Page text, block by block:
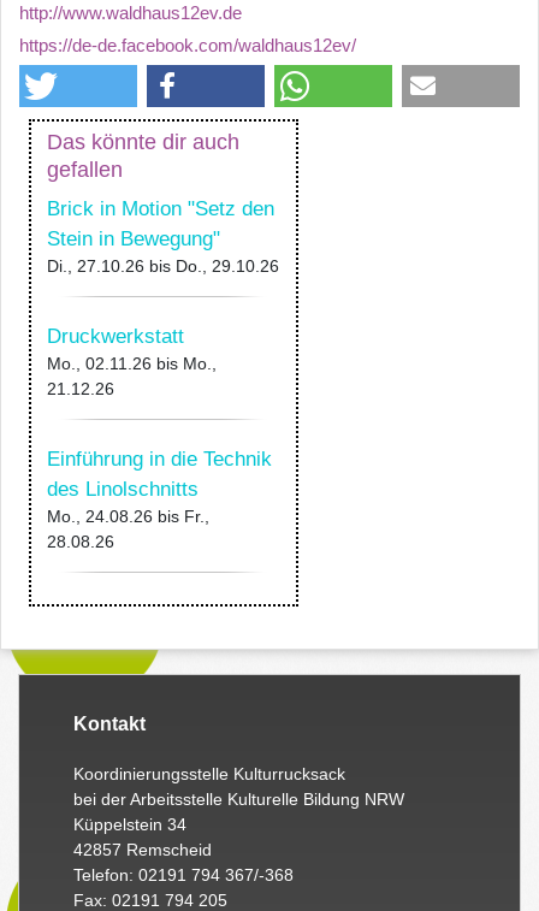
http://www.waldhaus12ev.de
https://de-de.facebook.com/waldhaus12ev/
Das könnte dir auch
gefallen
Brick in Motion "Setz den
Stein in Bewegung"
Di., 27.10.26 bis Do., 29.10.26
Druckwerkstatt
Mo., 02.11.26 bis Mo.,
21.12.26
Einführung in die Technik
des Linolschnitts
Mo., 24.08.26 bis Fr.,
28.08.26
Kontakt
Koordinierungsstelle Kulturrucksack
bei der Arbeitsstelle Kulturelle Bildung NRW
Küppelstein 34
42857 Remscheid
Telefon: 02191 794 367/-368
Fax: 02191 794 205